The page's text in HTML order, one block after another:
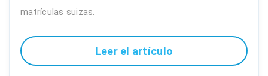
matrículas suizas.
Leer el artículo